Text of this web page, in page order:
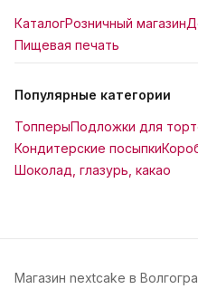
КаталогРозничный магазин
Пищевая печать
Популярные категории
ТопперыПодложки для
Кондитерские посыпки
Шоколад, глазурь, какао
Магазин nextcake в